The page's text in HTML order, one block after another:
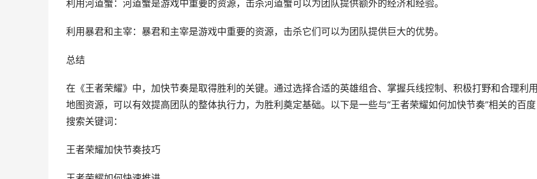
利用河道蟹：河道蟹是游戏中重要的资源，击杀河道蟹可以为团队提供额外的经济和经验。
利用暴君和主宰：暴君和主宰是游戏中重要的资源，击杀它们可以为团队提供巨大的优势。
总结
在《王者荣耀》中，加快节奏是取得胜利的关键。通过选择合适的英雄组合、掌握兵线控制、积极打野和合理利用
地图资源，可以有效提高团队的整体执行力，为胜利奠定基础。以下是一些与“王者荣耀如何加快节奏”相关的百度
搜索关键词：
王者荣耀加快节奏技巧